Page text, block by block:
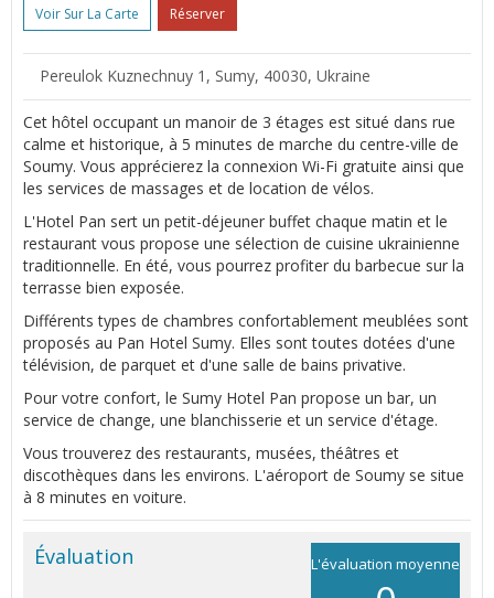
Voir Sur La Carte Réserver
Pereulok Kuznechnuy 1, Sumy, 40030, Ukraine
Cet hôtel occupant un manoir de 3 étages est situé dans rue
calme et historique, à 5 minutes de marche du centre-ville de
Soumy. Vous apprécierez la connexion Wi-Fi gratuite ainsi que
les services de massages et de location de vélos.
L'Hotel Pan sert un petit-déjeuner buffet chaque matin et le
restaurant vous propose une sélection de cuisine ukrainienne
traditionnelle. En été, vous pourrez profiter du barbecue sur la
terrasse bien exposée.
Différents types de chambres confortablement meublées sont
proposés au Pan Hotel Sumy. Elles sont toutes dotées d'une
télévision, de parquet et d'une salle de bains privative.
Pour votre confort, le Sumy Hotel Pan propose un bar, un
service de change, une blanchisserie et un service d'étage.
Vous trouverez des restaurants, musées, théâtres et
discothèques dans les environs. L'aéroport de Soumy se situe
à 8 minutes en voiture.
L'évaluation moyenne
Évaluation